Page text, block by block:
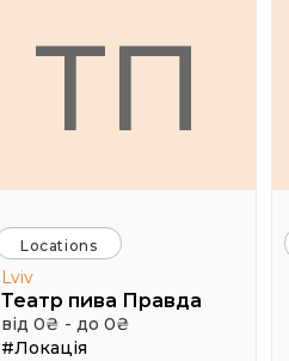
ТП
Locations
Lviv
Театр пива Правда
від 0₴ - до 0₴
#Локація